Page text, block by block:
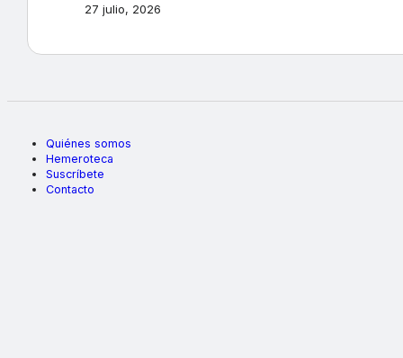
27 julio, 2026
Quiénes somos
Hemeroteca
Suscríbete
Contacto